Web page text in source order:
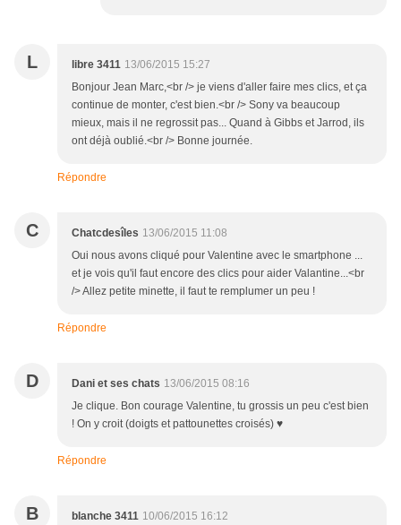
L libre 3411 13/06/2015 15:27
Bonjour Jean Marc,<br /> je viens d'aller faire mes clics, et ça
continue de monter, c'est bien.<br /> Sony va beaucoup
mieux, mais il ne regrossit pas... Quand à Gibbs et Jarrod, ils
ont déjà oublié.<br /> Bonne journée.
Répondre
C Chatcdesîles 13/06/2015 11:08
Oui nous avons cliqué pour Valentine avec le smartphone ...
et je vois qu'il faut encore des clics pour aider Valantine...<br
/> Allez petite minette, il faut te remplumer un peu !
Répondre
D Dani et ses chats 13/06/2015 08:16
Je clique. Bon courage Valentine, tu grossis un peu c'est bien
! On y croit (doigts et pattounettes croisés) ♥
Répondre
B blanche 3411 10/06/2015 16:12